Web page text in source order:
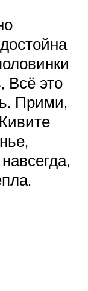
Всё это
Прими,